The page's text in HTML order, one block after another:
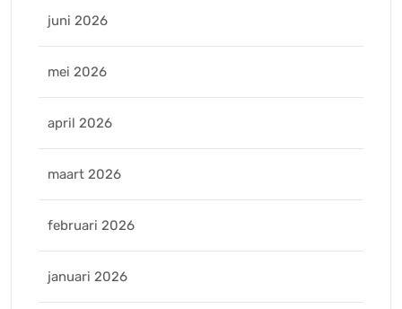
juni 2026
mei 2026
april 2026
maart 2026
februari 2026
januari 2026